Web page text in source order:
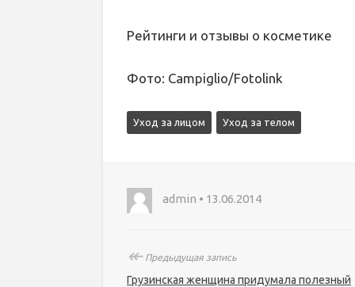
Рейтинги и отзывы о косметике
Фото: Campiglio/Fotolink
Уход за лицом Уход за телом
admin • 13.06.2014
↞Предыдущая запись
Грузинская женщина придумала полезный